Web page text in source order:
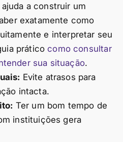
a construir um
exatamente como
e interpretar seu
práticocomo consultar
sua situação.
Evite atrasos para
intacta.
Ter um bom tempo de
instituições gera